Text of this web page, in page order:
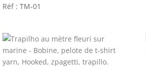
Réf : TM-01